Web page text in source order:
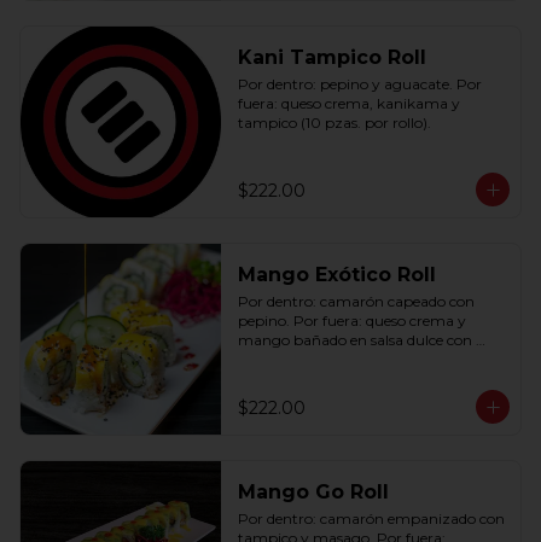
Kani Tampico Roll
Por dentro: pepino y aguacate. Por
fuera: queso crema, kanikama y
tampico (10 pzas. por rollo).
$222.00
Mango Exótico Roll
Por dentro: camarón capeado con
pepino. Por fuera: queso crema y
mango bañado en salsa dulce con
$222.00
Mango Go Roll
Por dentro: camarón empanizado con
tampico y masago. Por fuera: